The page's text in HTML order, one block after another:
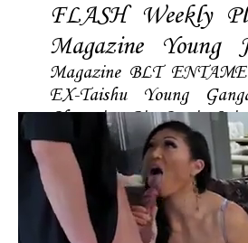
FLASH Weekly
Magazine
Young
Magazine BLT ENTAME
EX-Taishu
Young
Champion Big Comic
Shonen Magazine
Champion
Manga Action
Sunday
Photobooks BRODY
Magazine
SMART Magazine
The Television
CD&DL My Girl